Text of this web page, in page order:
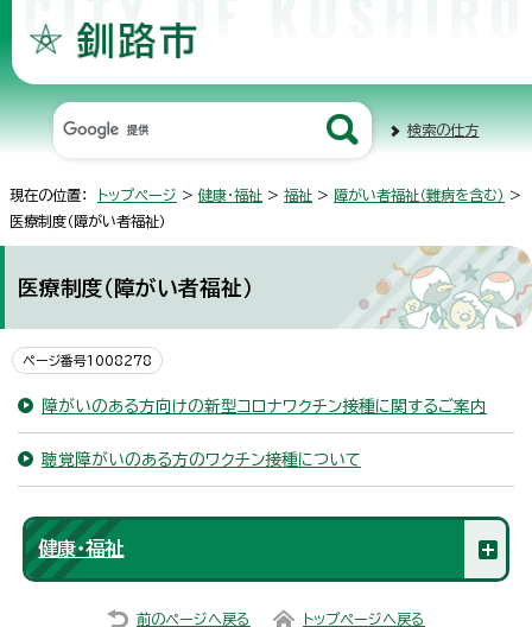
検索の仕方
現在の位置： トップページ > 健康・福祉 > 福祉 > 障がい者福祉（難病を含む） >
医療制度（障がい者福祉）
医療制度（障がい者福祉）
ページ番号1008278
障がいのある方向けの新型コロナワクチン接種に関するご案内
聴覚障がいのある方のワクチン接種について
健康・福祉
前のページへ戻る トップページへ戻る